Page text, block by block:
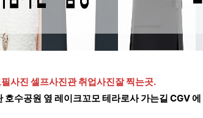
사진 셀프사진관 취업사진잘 찍는곳.
수공원 옆 레이크꼬모 테라로사 가는길 CGV